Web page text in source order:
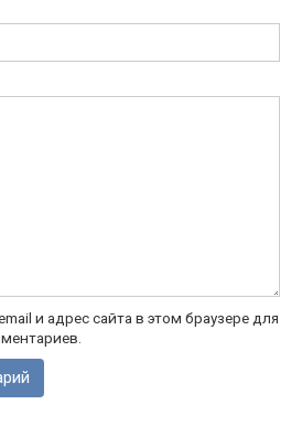
и адрес сайта в этом браузере для